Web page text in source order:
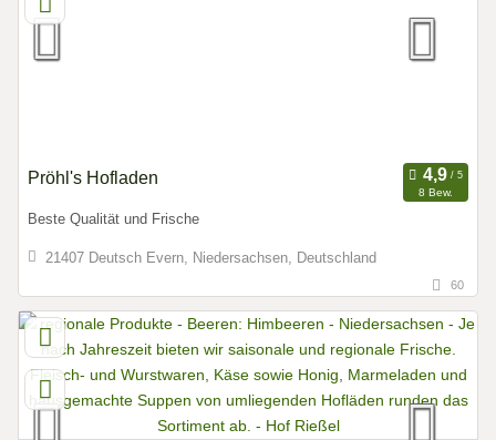
Pröhl's Hofladen
8 Bew.
Beste Qualität und Frische
21407 Deutsch Evern, Niedersachsen, Deutschland
60